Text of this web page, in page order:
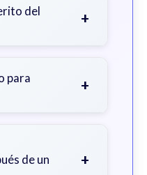
facturas
del trabajo y
del
+
para evitar
su
para
+
para
de un
+